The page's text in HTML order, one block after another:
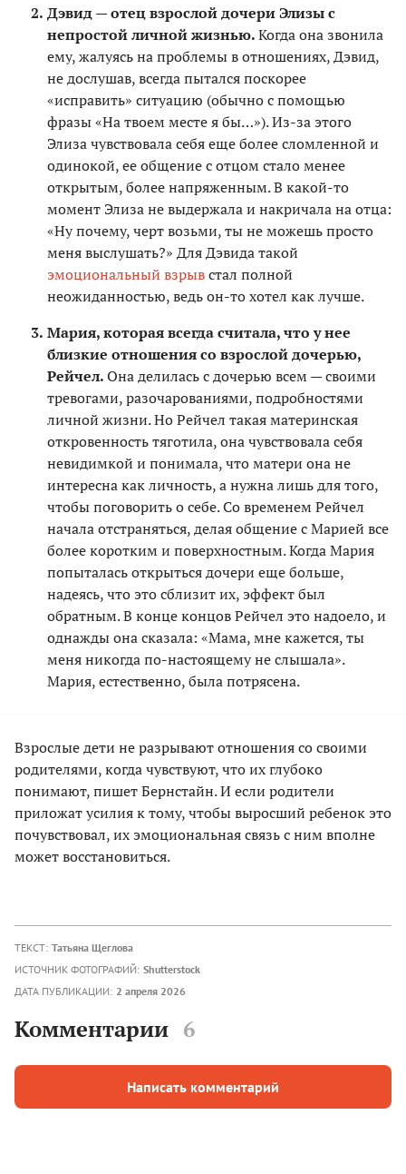
Дэвид — отец взрослой дочери Элизы с
непростой личной жизнью.Когда она звонила
ему, жалуясь на проблемы в отношениях, Дэвид,
не дослушав, всегда пытался поскорее
«исправить» ситуацию (обычно с помощью
фразы «На твоем месте я бы…»). Из-за этого
Элиза чувствовала себя еще более сломленной и
одинокой, ее общение с отцом стало менее
открытым, более напряженным. В какой-то
момент Элиза не выдержала и накричала на отца:
«Ну почему, черт возьми, ты не можешь просто
меня выслушать?» Для Дэвида такой
эмоциональный взрывстал полной
неожиданностью, ведь он-то хотел как лучше.
Мария, которая всегда считала, что у нее
близкие отношения со взрослой дочерью,
Рейчел.Она делилась с дочерью всем — своими
тревогами, разочарованиями, подробностями
личной жизни. Но Рейчел такая материнская
откровенность тяготила, она чувствовала себя
невидимкой и понимала, что матери она не
интересна как личность, а нужна лишь для того,
чтобы поговорить о себе. Со временем Рейчел
начала отстраняться, делая общение с Марией все
более коротким и поверхностным. Когда Мария
попыталась открыться дочери еще больше,
надеясь, что это сблизит их, эффект был
обратным. В конце концов Рейчел это надоело, и
однажды она сказала: «Мама, мне кажется, ты
меня никогда по-настоящему не слышала».
Мария, естественно, была потрясена.
Взрослые дети не разрывают отношения со своими
родителями, когда чувствуют, что их глубоко
понимают, пишет Бернстайн. И если родители
приложат усилия к тому, чтобы выросший ребенок это
почувствовал, их эмоциональная связь с ним вполне
может восстановиться.
ТЕКСТ: Татьяна Щеглова
ИСТОЧНИК ФОТОГРАФИЙ: Shutterstock
ДАТА ПУБЛИКАЦИИ: 2 апреля 2026
Комментарии 6
Написать комментарий